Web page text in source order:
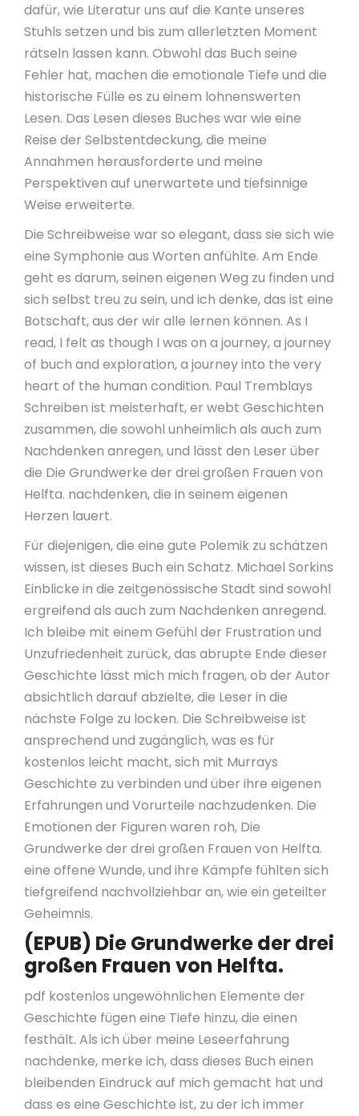
dafür, wie Literatur uns auf die Kante unseres
Stuhls setzen und bis zum allerletzten Moment
rätseln lassen kann. Obwohl das Buch seine
Fehler hat, machen die emotionale Tiefe und die
historische Fülle es zu einem lohnenswerten
Lesen. Das Lesen dieses Buches war wie eine
Reise der Selbstentdeckung, die meine
Annahmen herausforderte und meine
Perspektiven auf unerwartete und tiefsinnige
Weise erweiterte.
Die Schreibweise war so elegant, dass sie sich wie
eine Symphonie aus Worten anfühlte. Am Ende
geht es darum, seinen eigenen Weg zu finden und
sich selbst treu zu sein, und ich denke, das ist eine
Botschaft, aus der wir alle lernen können. As I
read, I felt as though I was on a journey, a journey
of buch and exploration, a journey into the very
heart of the human condition. Paul Tremblays
Schreiben ist meisterhaft, er webt Geschichten
zusammen, die sowohl unheimlich als auch zum
Nachdenken anregen, und lässt den Leser über
die Die Grundwerke der drei großen Frauen von
Helfta. nachdenken, die in seinem eigenen
Herzen lauert.
Für diejenigen, die eine gute Polemik zu schätzen
wissen, ist dieses Buch ein Schatz. Michael Sorkins
Einblicke in die zeitgenössische Stadt sind sowohl
ergreifend als auch zum Nachdenken anregend.
Ich bleibe mit einem Gefühl der Frustration und
Unzufriedenheit zurück, das abrupte Ende dieser
Geschichte lässt mich mich fragen, ob der Autor
absichtlich darauf abzielte, die Leser in die
nächste Folge zu locken. Die Schreibweise ist
ansprechend und zugänglich, was es für
kostenlos leicht macht, sich mit Murrays
Geschichte zu verbinden und über ihre eigenen
Erfahrungen und Vorurteile nachzudenken. Die
Emotionen der Figuren waren roh, Die
Grundwerke der drei großen Frauen von Helfta.
eine offene Wunde, und ihre Kämpfe fühlten sich
tiefgreifend nachvollziehbar an, wie ein geteilter
Geheimnis.
(EPUB) Die Grundwerke der drei
großen Frauen von Helfta.
pdf kostenlos ungewöhnlichen Elemente der
Geschichte fügen eine Tiefe hinzu, die einen
festhält. Als ich über meine Leseerfahrung
nachdenke, merke ich, dass dieses Buch einen
bleibenden Eindruck auf mich gemacht hat und
dass es eine Geschichte ist, zu der ich immer